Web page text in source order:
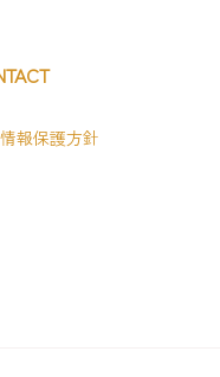
報保護方針